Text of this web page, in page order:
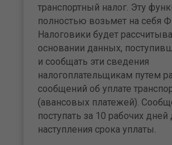
транспортный налог. Эту
полностью возьмет на себя
Налоговики будет
основании данных,
и сообщать эти сведения
налогоплательщикам путем
сообщений об уплате
(авансовых платежей).
поступать за 10 рабочих дней
наступления срока уплаты.